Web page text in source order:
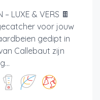
– LUXE & VERS 🍫
voor jouw
gedipt in
Callebaut zijn